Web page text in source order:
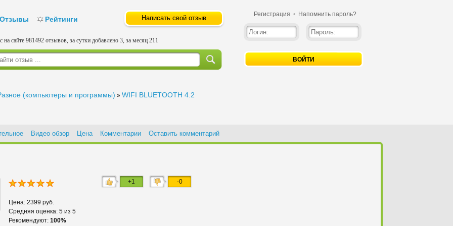
Отзывы Рейтинги Написать свой отзыв
на сайте 981492 отзывов, за сутки добавлено 3, за месяц 211
Регистрация • Напомнить пароль?
ВОЙТИ
(компьютеры и программы) » WIFI BLUETOOTH 4.2
Видео обзор Цена Комментарии Оставить комментарий
+1 -0
Цена: 2399 руб.
Средняя оценка: 5 из 5
Рекомендуют: 100%